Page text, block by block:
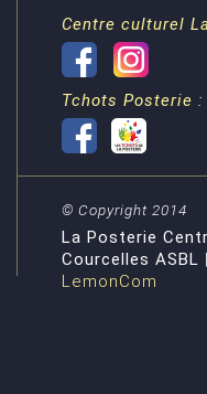
Centre culturel
Tchots Posterie :
© Copyright 2014
La Posterie
Courcelles ASBL
LemonCom